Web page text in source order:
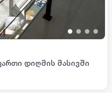
• • • •
დიღმის მასივში